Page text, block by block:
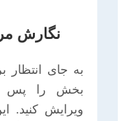
نگارش
به جای انتظار
بخش را پس
ویرایش کنید.